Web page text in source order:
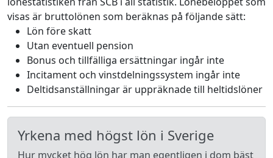
visas är bruttolönen som beräknas på följande sätt:
Lön före skatt
Utan eventuell pension
Bonus och tillfälliga ersättningar ingår inte
Incitament och vinstdelningssystem ingår inte
Deltidsanställningar är uppräknade till heltidslöner
Yrkena med högst lön i Sverige
Hur mycket hög lön har man egentligen i dom bäst